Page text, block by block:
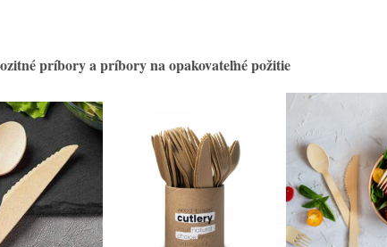
príbory a príbory na opakovateľné požitie